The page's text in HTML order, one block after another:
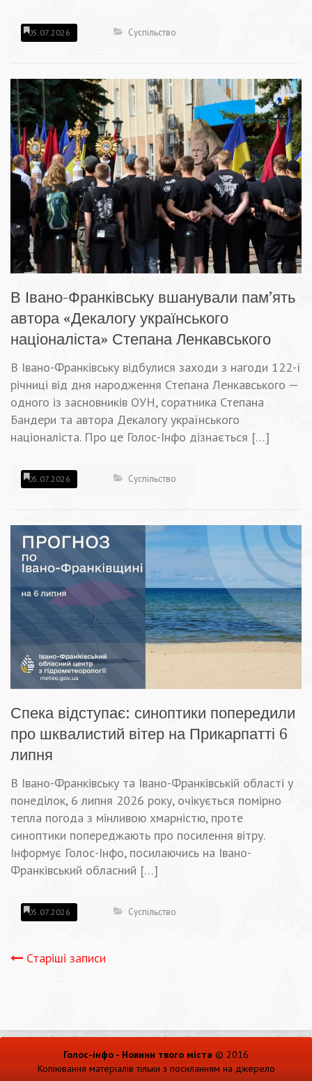
05.07.2026 Суспільство
В Івано-Франківську вшанували пам’ять
автора «Декалогу українського
націоналіста» Степана Ленкавського
В Івано-Франківську відбулися заходи з нагоди 122-ї
річниці від дня народження Степана Ленкавського —
одного із засновників ОУН, соратника Степана
Бандери та автора Декалогу українського
націоналіста. Про це Голос-Інфо дізнається […]
05.07.2026 Суспільство
Спека відступає: синоптики попередили
про шквалистий вітер на Прикарпатті 6
липня
В Івано-Франківську та Івано-Франківській області у
понеділок, 6 липня 2026 року, очікується помірно
тепла погода з мінливою хмарністю, проте
синоптики попереджають про посилення вітру.
Інформує Голос-Інфо, посилаючись на Івано-
Франківський обласний […]
05.07.2026 Суспільство
Навігація
Старіші записи
Голос-інфо - Новини твого міста © 2016
Копіювання матеріалів тільки з посиланням на джерело